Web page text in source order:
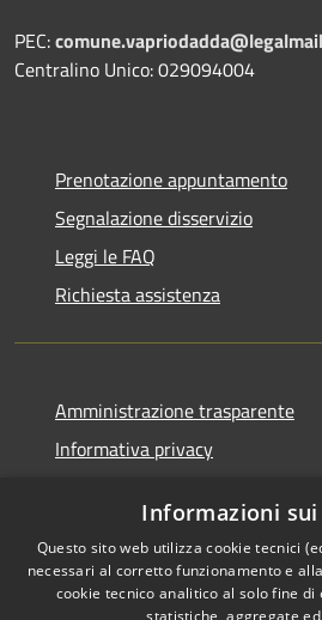
PEC:
Centralino Unico: 029094004
Prenotazione appuntamento
Segnalazione disservizio
Leggi le FAQ
Richiesta assistenza
Amministrazione trasparente
Informativa privacy
Dichiarazione di accessibilità
Informazioni
Questo sito web utilizza cookie tecnici
necessari al corretto funzionamento e
cookie tecnico analitico al solo fine
statistiche, aggregate